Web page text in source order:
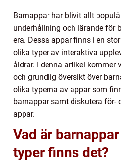
Barnappar har blivit allt
underhållning och lärande för
era. Dessa appar finns i en
olika typer av interaktiva
åldrar. I denna artikel kommer
och grundlig översikt över
olika typerna av appar som
barnappar samt diskutera för-
appar.
Vad är
typer finns det?